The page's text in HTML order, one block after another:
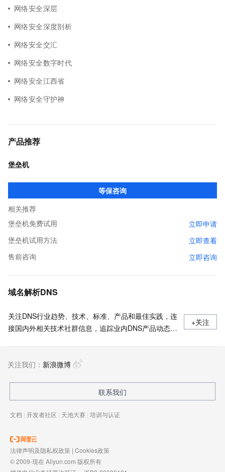
网络安全深层
网络安全深度剖析
网络安全交汇
网络安全数字时代
网络安全江西省
网络安全守护神
产品推荐
堡垒机
等保咨询
相关推荐
堡垒机免费试用
立即申请
堡垒机试用方法
立即查看
售前咨询
立即咨询
域名解析DNS
关注DNS行业趋势、技术、标准、产品和最佳实践，连
接国内外相关技术社群信息，追踪业内DNS产品动态，
+关注
关注我们： 新浪微博
联系我们
文档 | 开发者社区 | 天池大赛 | 培训与认证
法律声明及隐私权政策 | Cookies政策
© 2009-现在 Aliyun.com 版权所有